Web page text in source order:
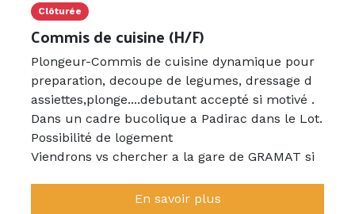
Clôturée
Commis de cuisine (H/F)
Plongeur-Commis de cuisine dynamique pour
preparation, decoupe de legumes, dressage d
assiettes,plonge....debutant accepté si motivé .
Dans un cadre bucolique a Padirac dans le Lot.
Possibilité de logement
Viendrons vs chercher a la gare de GRAMAT si
Equipe agreable et soudée,
En savoir plus